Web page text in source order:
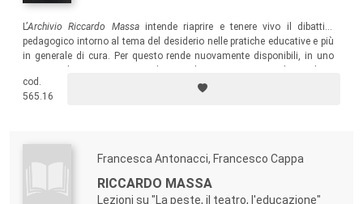
L’Archivio Riccardo Massaintende riaprire e tenere vivo il dibattito
pedagogico intorno al tema del desiderio nelle pratiche educative e più
in generale di cura. Per questo rende nuovamente disponibili, in uno
di chi ne ha seguito le tracce.
cod.
565.16
Francesca Antonacci, Francesco Cappa
RICCARDO MASSA
Lezioni su "La peste, il teatro, l'educazione"